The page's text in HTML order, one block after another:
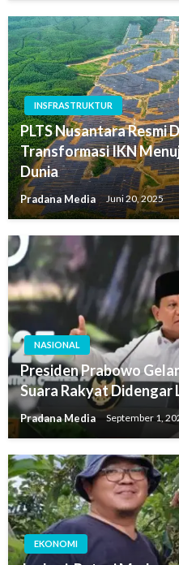
INSFRASTRUKTUR
PLTS Nusantara Resmi
Transformasi IKN
Dunia
Pradana Media Juni 20, 2025
NASIONAL
Presiden Prabowo
Suara Rakyat Didengar
Pradana Media September 1,
EKONOMI